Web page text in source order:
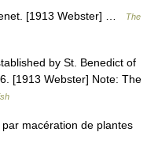
[1913 Webster] …
The
by St. Benedict of
[1913 Webster] Note: The
macération de plantes